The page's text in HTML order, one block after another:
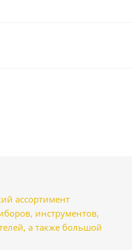
ассортимент
инструментов,
а также большой